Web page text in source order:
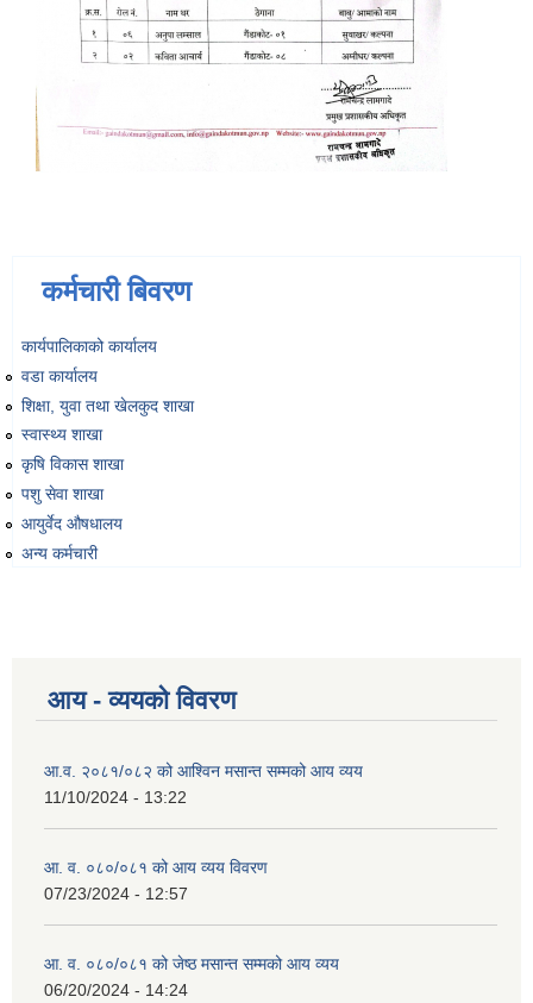
कर्मचारी बिवरण
कार्यपालिकाको कार्यालय
वडा कार्यालय
शिक्षा, युवा तथा खेलकुद शाखा
स्वास्थ्य शाखा
कृषि विकास शाखा
पशु सेवा शाखा
आयुर्वेद औषधालय
अन्य कर्मचारी
आय - व्ययको विवरण
आ.व. २०८१/०८२ को आश्विन मसान्त सम्मको आय व्यय
11/10/2024 - 13:22
आ. व. ०८०/०८१ को आय व्यय विवरण
07/23/2024 - 12:57
आ. व. ०८०/०८१ को जेष्ठ मसान्त सम्मको आय व्यय
06/20/2024 - 14:24